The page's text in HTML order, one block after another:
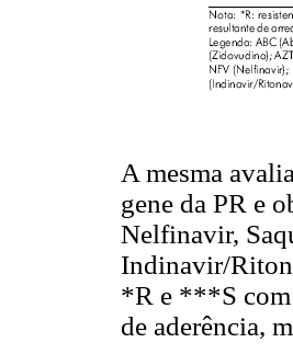
A mesma
gene da PR e
Nelfinavir,
Indinavir/
*R e ***S com
de aderência,